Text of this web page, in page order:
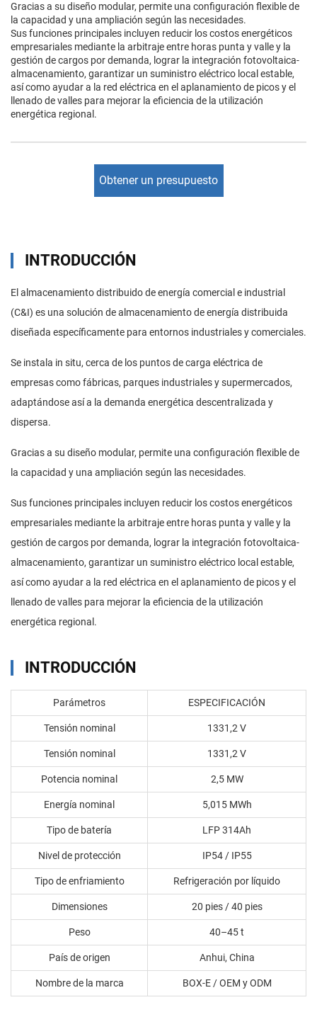
Gracias a su diseño modular, permite una configuración flexible de
la capacidad y una ampliación según las necesidades.
Sus funciones principales incluyen reducir los costos energéticos
empresariales mediante la arbitraje entre horas punta y valle y la
gestión de cargos por demanda, lograr la integración fotovoltaica-
almacenamiento, garantizar un suministro eléctrico local estable,
así como ayudar a la red eléctrica en el aplanamiento de picos y el
llenado de valles para mejorar la eficiencia de la utilización
energética regional.
Obtener un presupuesto
INTRODUCCIÓN
El almacenamiento distribuido de energía comercial e industrial
(C&I) es una solución de almacenamiento de energía distribuida
diseñada específicamente para entornos industriales y comerciales.
Se instala in situ, cerca de los puntos de carga eléctrica de
empresas como fábricas, parques industriales y supermercados,
adaptándose así a la demanda energética descentralizada y
dispersa.
Gracias a su diseño modular, permite una configuración flexible de
la capacidad y una ampliación según las necesidades.
Sus funciones principales incluyen reducir los costos energéticos
empresariales mediante la arbitraje entre horas punta y valle y la
gestión de cargos por demanda, lograr la integración fotovoltaica-
almacenamiento, garantizar un suministro eléctrico local estable,
así como ayudar a la red eléctrica en el aplanamiento de picos y el
llenado de valles para mejorar la eficiencia de la utilización
energética regional.
INTRODUCCIÓN
Parámetros ESPECIFICACIÓN
Tensión nominal 1331,2 V
Tensión nominal 1331,2 V
Potencia nominal 2,5 MW
Energía nominal 5,015 MWh
Tipo de batería LFP 314Ah
Nivel de protección IP54 / IP55
Tipo de enfriamiento Refrigeración por líquido
Dimensiones 20 pies / 40 pies
Peso 40–45 t
País de origen Anhui, China
Nombre de la marca BOX-E / OEM y ODM